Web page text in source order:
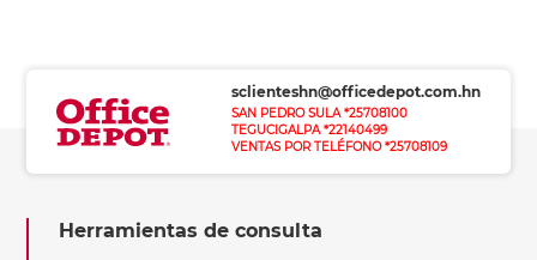
sclienteshn@officedepot.com.hn
SAN PEDRO SULA *25708100
TEGUCIGALPA *22140499
VENTAS POR TELÉFONO *25708109
Herramientas de consulta